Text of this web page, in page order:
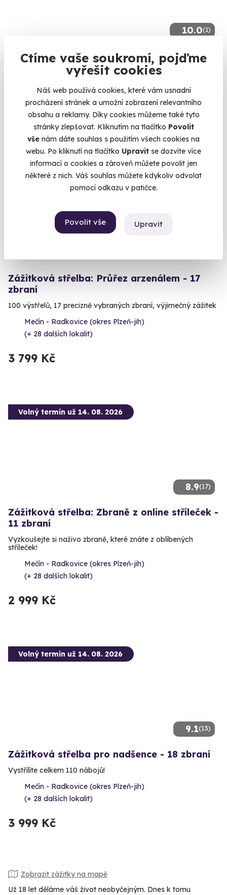
Ctíme vaše soukromí, pojďme
vyřešit cookies
Náš web používá cookies, které vám usnadní
procházení stránek a umožní zobrazení relevantního
obsahu a reklamy. Díky cookies můžeme také tyto
stránky zlepšovat. Kliknutím na tlačítko Povolit
vše nám dáte souhlas s použitím všech cookies na
webu. Po kliknutí na tlačítko Upravit se dozvíte více
informací o cookies a zároveň můžete povolit jen
některé z nich. Váš souhlas můžete kdykoliv odvolat
pomocí odkazu v patičce.
Povolit vše Upravit
10.0(1)
Zážitková střelba: Zbraně 2. světové války
14 zbraní, 35 nábojů - vyzkoušejte kousky, které psaly dějiny!
Mečín - Radkovice (okres Plzeň-jih)
(+ 28 dalších lokalit)
4 950 Kč
Volný termín už 14. 08. 2026
Zážitková střelba: Průřez arzenálem - 17
zbraní
100 výstřelů, 17 precizně vybraných zbraní, výjimečný zážitek
Mečín - Radkovice (okres Plzeň-jih)
(+ 28 dalších lokalit)
3 799 Kč
8.9(17)
Volný termín už 14. 08. 2026
Zážitková střelba: Zbraně z online stříleček -
11 zbraní
Vyzkoušejte si naživo zbraně, které znáte z oblíbených
stříleček!
Mečín - Radkovice (okres Plzeň-jih)
(+ 28 dalších lokalit)
2 999 Kč
9.1(13)
Volný termín už 14. 08. 2026
Zážitková střelba pro nadšence - 18 zbraní
Vystřílíte celkem 110 nábojů!
Mečín - Radkovice (okres Plzeň-jih)
(+ 28 dalších lokalit)
3 999 Kč
Zobrazit zážitky na mapě
Už 18 let děláme váš život neobyčejným. Dnes k tomu